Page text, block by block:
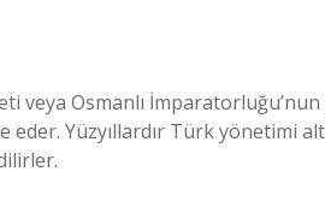
veya Osmanlı
Yüzyıllardır Türk yönetimi